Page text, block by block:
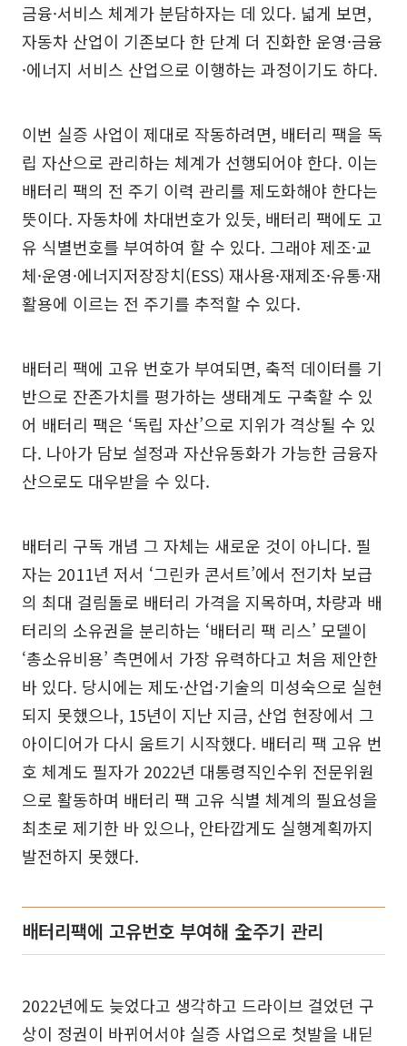
금융·서비스 체계가 분담하자는 데 있다. 넓게 보면,
자동차 산업이 기존보다 한 단계 더 진화한 운영·금융
·에너지 서비스 산업으로 이행하는 과정이기도 하다.
이번 실증 사업이 제대로 작동하려면, 배터리 팩을 독
립 자산으로 관리하는 체계가 선행되어야 한다. 이는
배터리 팩의 전 주기 이력 관리를 제도화해야 한다는
뜻이다. 자동차에 차대번호가 있듯, 배터리 팩에도 고
유 식별번호를 부여하여 할 수 있다. 그래야 제조·교
체·운영·에너지저장장치(ESS) 재사용·재제조·유통·재
활용에 이르는 전 주기를 추적할 수 있다.
배터리 팩에 고유 번호가 부여되면, 축적 데이터를 기
반으로 잔존가치를 평가하는 생태계도 구축할 수 있
어 배터리 팩은 ‘독립 자산’으로 지위가 격상될 수 있
다. 나아가 담보 설정과 자산유동화가 가능한 금융자
산으로도 대우받을 수 있다.
배터리 구독 개념 그 자체는 새로운 것이 아니다. 필
자는 2011년 저서 ‘그린카 콘서트’에서 전기차 보급
의 최대 걸림돌로 배터리 가격을 지목하며, 차량과 배
터리의 소유권을 분리하는 ‘배터리 팩 리스’ 모델이
‘총소유비용’ 측면에서 가장 유력하다고 처음 제안한
바 있다. 당시에는 제도·산업·기술의 미성숙으로 실현
되지 못했으나, 15년이 지난 지금, 산업 현장에서 그
아이디어가 다시 움트기 시작했다. 배터리 팩 고유 번
호 체계도 필자가 2022년 대통령직인수위 전문위원
으로 활동하며 배터리 팩 고유 식별 체계의 필요성을
최초로 제기한 바 있으나, 안타깝게도 실행계획까지
발전하지 못했다.
배터리팩에 고유번호 부여해 全주기 관리
2022년에도 늦었다고 생각하고 드라이브 걸었던 구
상이 정권이 바뀌어서야 실증 사업으로 첫발을 내딛